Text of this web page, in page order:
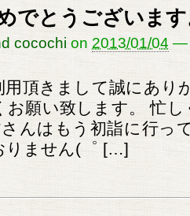
でとうございま
cocochi on 2013/01/04 —
用頂きまして誠にあり
お願い致します。 忙
んはもう初詣に行っ
りません(゜ […]